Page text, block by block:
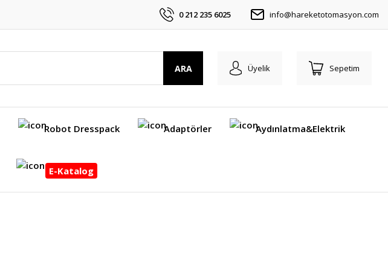
0 212 235 6025 info@hareketotomasyon.com
ARA Üyelik Sepetim
Robot Dresspack Adaptörler Aydınlatma&Elektrik
E-Katalog